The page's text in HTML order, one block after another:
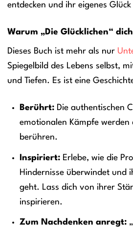
entdecken und ihr eigenes
Warum „Die Glücklichen“
Dieses Buch ist mehr als nur
Spiegelbild des Lebens selbst,
und Tiefen. Es ist eine
Berührt:Die authentischen
emotionalen Kämpfe werden
berühren.
Inspiriert:Erlebe, wie die
Hindernisse überwindet und
geht. Lass dich von ihrer
inspirieren.
Zum Nachdenken anregt: